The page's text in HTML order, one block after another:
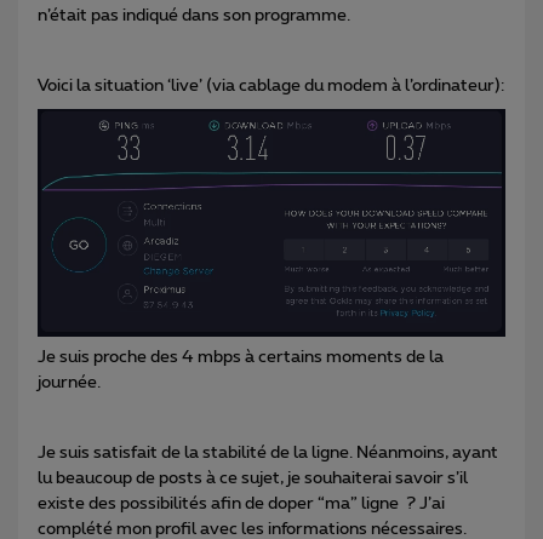
n’était pas indiqué dans son programme.
Voici la situation ‘live’ (via cablage du modem à l’ordinateur):
Je suis proche des 4 mbps à certains moments de la
journée.
Je suis satisfait de la stabilité de la ligne. Néanmoins, ayant
lu beaucoup de posts à ce sujet, je souhaiterai savoir s’il
existe des possibilités afin de doper “ma” ligne ? J’ai
complété mon profil avec les informations nécessaires.